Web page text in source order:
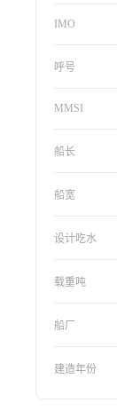
IMO
呼号
MMSI
船长
船宽
设计吃水
载重吨
船厂
建造年份